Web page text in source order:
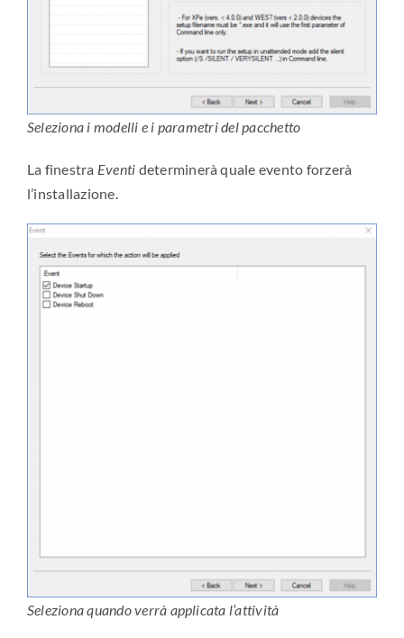
Seleziona i modelli e i parametri del pacchetto
La finestra Eventi determinerà quale evento forzerà
l’installazione.
Seleziona quando verrà applicata l’attività